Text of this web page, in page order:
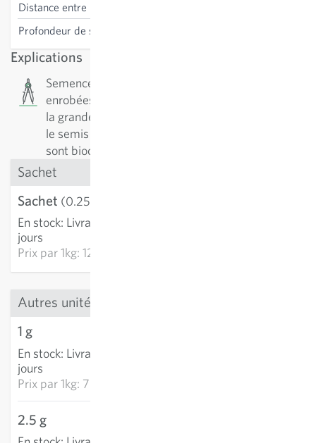
Distance entre les lignes
Profondeur de semis
Explications
Semences enrobées : Les semences sont
enrobées de matériel minéral. Le but est d’unifier
la grandeur et la forme des graines pour faciliter
le semis (technique). Les semences enrobées
sont biocompatibles et vendues à l’unité.
Sachet
Sachet (0.25 g)
En stock: Livraison 3-5
jours
Prix par1kg: 12 840,00 €
Autres unités
1 g
En stock: Livraison 3-5
jours
Prix par1kg: 7 329,50 €
2.5 g